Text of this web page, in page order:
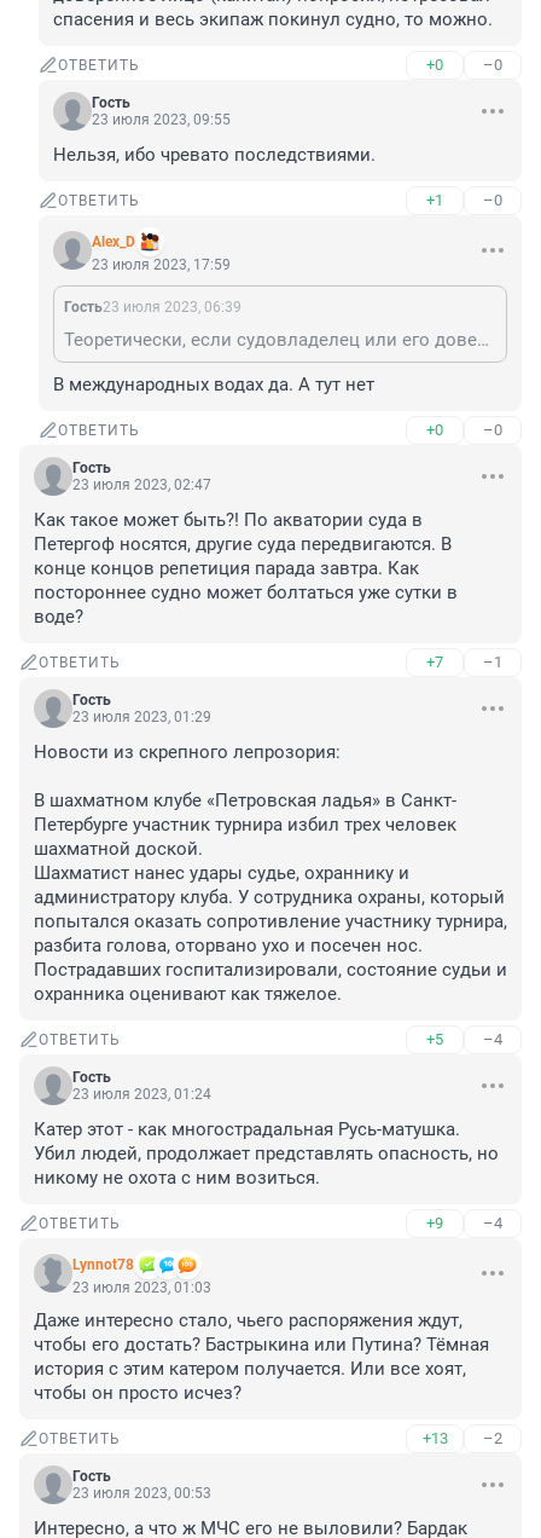
спасения и весь экипаж покинул судно, то можно.
ОТВЕТИТЬ +0 –0
Гость
23 июля 2023, 09:55
Нельзя, ибо чревато последствиями.
ОТВЕТИТЬ +1 –0
Alex_D
23 июля 2023, 17:59
Гость23 июля 2023, 06:39
Теоретически, если судовладелец или его доверенное лицо (капитан) попросил/потребовал спасения и весь экипаж покинул судно, то можно.
В международных водах да. А тут нет
ОТВЕТИТЬ +0 –0
Гость
23 июля 2023, 02:47
Как такое может быть?! По акватории суда в
Петергоф носятся, другие суда передвигаются. В
конце концов репетиция парада завтра. Как
постороннее судно может болтаться уже сутки в
воде?
ОТВЕТИТЬ +7 –1
Гость
23 июля 2023, 01:29
Новости из скрепного лепрозория:
В шахматном клубе «Петровская ладья» в Санкт-
Петербурге участник турнира избил трех человек
шахматной доской.
Шахматист нанес удары судье, охраннику и
администратору клуба. У сотрудника охраны, который
попытался оказать сопротивление участнику турнира,
разбита голова, оторвано ухо и посечен нос.
Пострадавших госпитализировали, состояние судьи и
охранника оценивают как тяжелое.
ОТВЕТИТЬ +5 –4
Гость
23 июля 2023, 01:24
Катер этот - как многострадальная Русь-матушка.
Убил людей, продолжает представлять опасность, но
никому не охота с ним возиться.
ОТВЕТИТЬ +9 –4
Lynnot78
23 июля 2023, 01:03
Даже интересно стало, чьего распоряжения ждут,
чтобы его достать? Бастрыкина или Путина? Тёмная
история с этим катером получается. Или все хоят,
чтобы он просто исчез?
ОТВЕТИТЬ +13 –2
Гость
23 июля 2023, 00:53
Интересно, а что ж МЧС его не выловили? Бардак